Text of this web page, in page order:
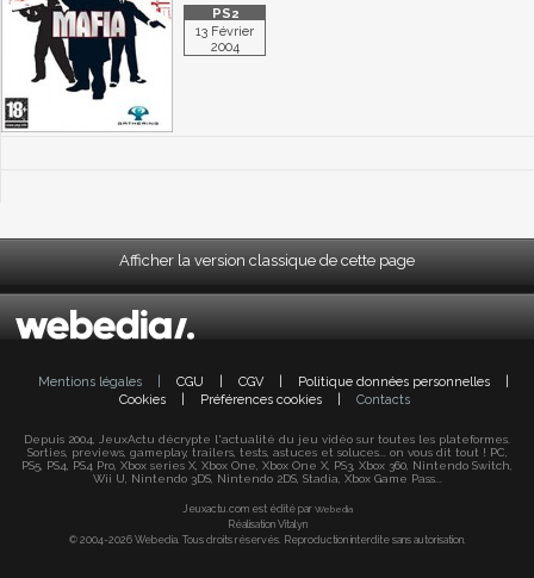
13 Février
2004
Afficher la version classique de cette page
Mentions légales CGU CGV Politique données personnelles
Cookies
Préférences cookies Contacts
Depuis 2004, JeuxActu décrypte l'actualité du jeu vidéo sur toutes les plateformes.
Sorties, previews, gameplay, trailers, tests, astuces et soluces... on vous dit tout ! PC,
PS5, PS4, PS4 Pro, Xbox series X, Xbox One, Xbox One X, PS3, Xbox 360, Nintendo Switch,
Wii U, Nintendo 3DS, Nintendo 2DS, Stadia, Xbox Game Pass...
Jeuxactu.com est édité par Webedia
Réalisation Vitalyn
© 2004-2026 Webedia. Tous droits réservés. Reproduction interdite sans autorisation.